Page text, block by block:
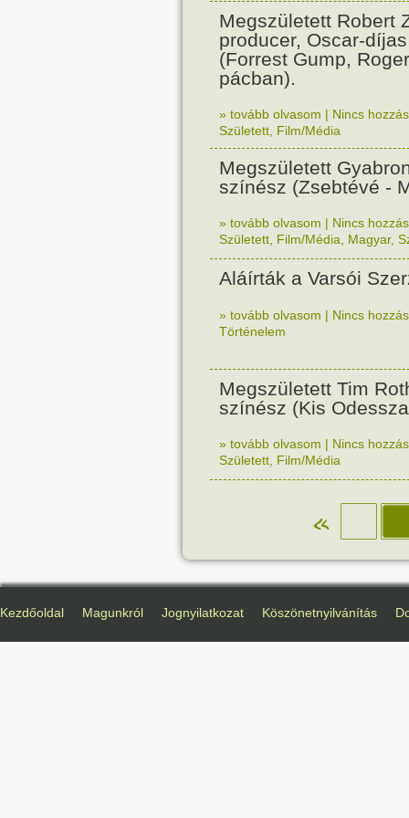
Megszületett Robert
producer, Oscar-
(Forrest Gump,
pácban).
» tovább olvasom | Nincs
Született Film/Média
Megszületett
színész (Zsebtévé -
» tovább olvasom | Nincs
Született Film/Média Magyar,
Aláírták a Varsói
» tovább olvasom | Nincs
Történelem
Megszületett Tim
színész (Kis
» tovább olvasom | Nincs
Született Film/Média
«
Kezdőoldal Magunkról Jognyilatkozat Köszönetnyilvánítás